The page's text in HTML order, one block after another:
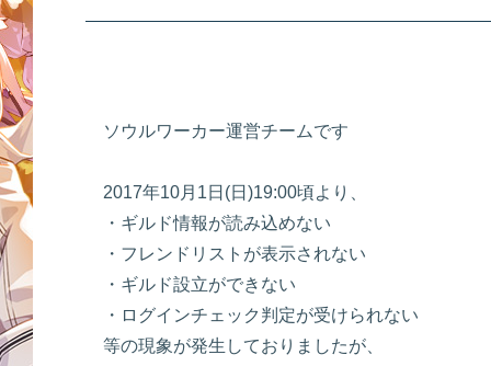
ソウルワーカー運営チームです
2017年10月1日(日)19:00頃より、
・ギルド情報が読み込めない
・フレンドリストが表示されない
・ギルド設立ができない
・ログインチェック判定が受けられない
等の現象が発生しておりましたが、